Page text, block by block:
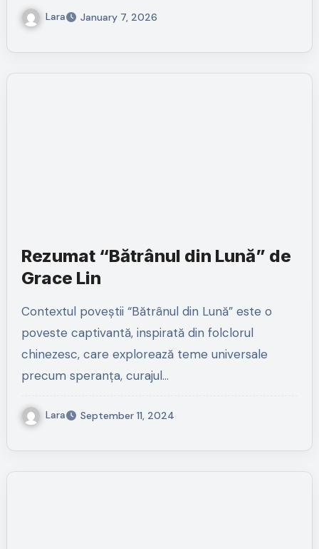
Lara January 7, 2026
Rezumat “Bătrânul din Lună” de
Grace Lin
Contextul poveștii “Bătrânul din Lună” este o
poveste captivantă, inspirată din folclorul
chinezesc, care explorează teme universale
precum speranța, curajul…
Lara September 11, 2024